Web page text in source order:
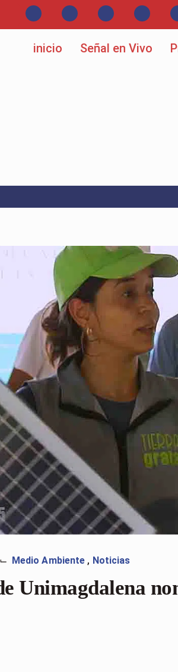
inicio Señal en Vivo
⌙ Medio Ambiente , Noticias
Unimagdalena